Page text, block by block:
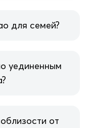
для семей?
уединенным
от